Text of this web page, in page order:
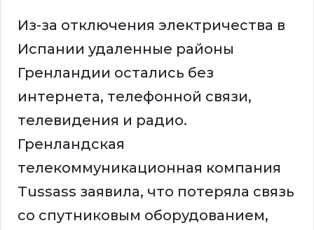
Из-за отключения электричества в
Испании удаленные районы
Гренландии остались без
интернета, телефонной связи,
телевидения и радио.
Гренландская
телекоммуникационная компания
Tussass заявила, что потеряла связь
со спутниковым оборудованием,